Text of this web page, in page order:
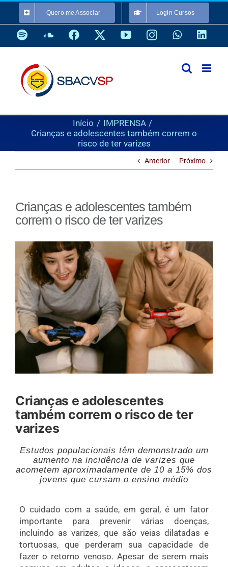
o
conteúdo
Quero me Associar Login Cursos
SpotifySoundCloud
Facebook YouTubeInstagramWhatsApp
Início
IMPRENSA
Crianças e adolescentes também correm o
risco de ter varizes
Anterior Próximo
Crianças e adolescentes também
correm o risco de ter varizes
View
Larger
Image
Crianças e adolescentes
também correm o risco de ter
varizes
Estudos populacionais têm demonstrado um
aumento na incidência de varizes que
acometem aproximadamente de 10 a 15% dos
jovens que cursam o ensino médio
O cuidado com a saúde, em geral, é um fator
importante para prevenir várias doenças,
incluindo as varizes, que são veias dilatadas e
tortuosas, que perderam sua capacidade de
fazer o retorno venoso. Apesar de serem mais